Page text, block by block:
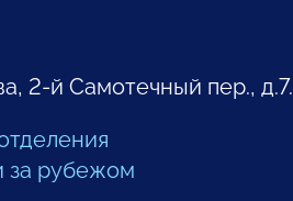
2-й Самотечный пер., д.7.
за рубежом